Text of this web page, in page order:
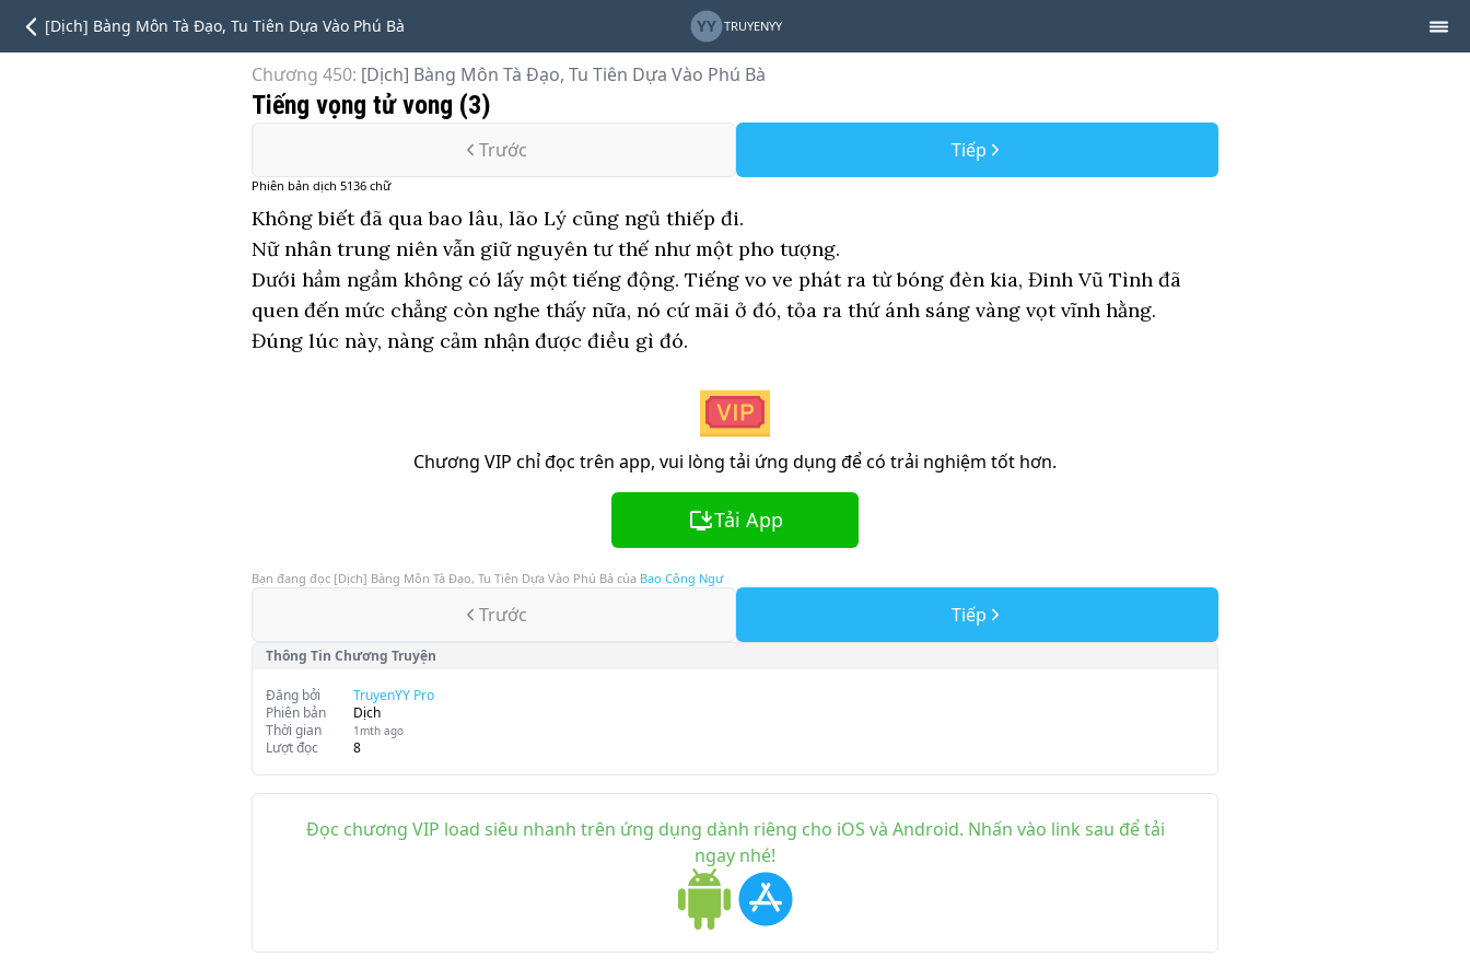
[Dịch] Bàng Môn Tà Đạo, Tu Tiên Dựa Vào Phú Bà YY TRUYENYY
Chương 450: [Dịch] Bàng Môn Tà Đạo, Tu Tiên Dựa Vào Phú Bà
Tiếng vọng tử vong (3)
Trước Tiếp
Phiên bản dịch 5136 chữ
Không biết đã qua bao lâu, lão Lý cũng ngủ thiếp đi.
Nữ nhân trung niên vẫn giữ nguyên tư thế như một pho tượng.
Dưới hầm ngầm không có lấy một tiếng động. Tiếng vo ve phát ra từ bóng đèn kia, Đinh Vũ Tình đã
quen đến mức chẳng còn nghe thấy nữa, nó cứ mãi ở đó, tỏa ra thứ ánh sáng vàng vọt vĩnh hằng.
Đúng lúc này, nàng cảm nhận được điều gì đó.
Chương VIP chỉ đọc trên app, vui lòng tải ứng dụng để có trải nghiệm tốt hơn.
Tải App
Bạn đang đọc [Dịch] Bàng Môn Tà Đạo, Tu Tiên Dựa Vào Phú Bà của Bao Công Ngư
Trước Tiếp
Thông Tin Chương Truyện
Đăng bởi
TruyenYY Pro
Phiên bản
Dịch
Thời gian
1mth ago
Lượt đọc 8
Đọc chương VIP load siêu nhanh trên ứng dụng dành riêng cho iOS và Android. Nhấn vào link sau để tải
ngay nhé!